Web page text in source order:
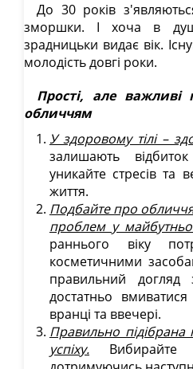
До 30 років
зморшки. І хоча в
зрадницьки видає вік.
молодість довгі роки.
Прості, але важливі
обличчям
У здоровому тілі –
залишають
уникайте стресів та
життя.
Подбайте про обличчя
проблем у
раннього віку
косметичними
правильний
достатньо
вранці та ввечері.
Правильно
успіху.Вибирайте